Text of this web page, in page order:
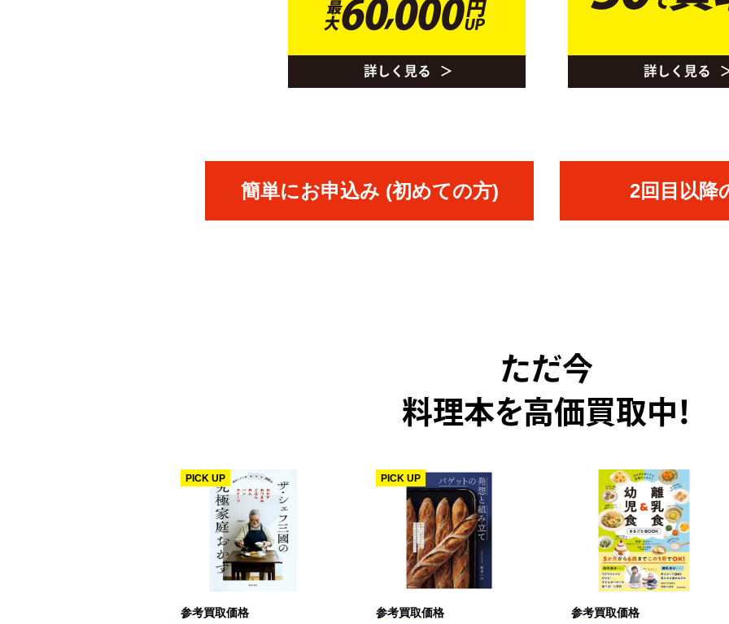
簡単にお申込み (初めての方) 2回目以降
ただ今
料理本を高価買取中！
参考買取価格
PICK UP
参考買取価格
PICK UP
参考買取価格